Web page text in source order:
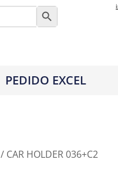
Botón de búsqueda
PEDIDO EXCEL
/ CAR HOLDER 036+C2